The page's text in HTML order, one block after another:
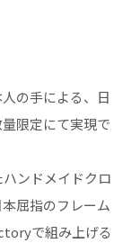
の手による、日
限定にて実現で
ンドメイドクロ
屈指のフレーム
で組み上げる